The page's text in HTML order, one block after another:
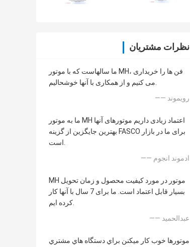
نظرات مشتریان
ما سالهاست که با موتور MH، فن ها را خریداری
می کنیم و از همکاری با آنها خوشحالیم.
—— رويموند
ما به موتور MH اعتماد زیادی داریم موتورهای آنها
بهترین جایگزین از گزینه FASCO برای ما در بازار
است.
—— ادموند انجوم
MH موتور در مورد کیفیت محصول و زمان تحویل
بسیار قابل اعتماد است. ما برای 7 سال با آنها کار
کرده ایم.
—— عبدالحمید
موتورها خوب کار ميکنن براي دستگاه هاي مشتري